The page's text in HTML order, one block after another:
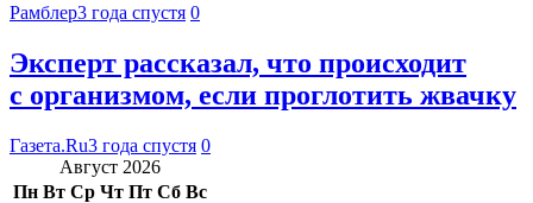
Рамблер3 года спустя 0
Эксперт рассказал, что происходит
с организмом, если проглотить жвачку
Газета.Ru3 года спустя 0
Август 2026
Пн Вт Ср Чт Пт Сб Вс